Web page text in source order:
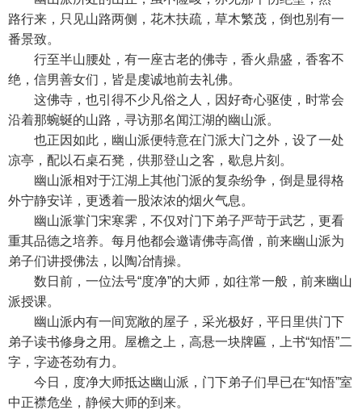
路行来，只见山路两侧，花木扶疏，草木繁茂，倒也别有一
番景致。
行至半山腰处，有一座古老的佛寺，香火鼎盛，香客不
绝，信男善女们，皆是虔诚地前去礼佛。
这佛寺，也引得不少凡俗之人，因好奇心驱使，时常会
沿着那蜿蜒的山路，寻访那名闻江湖的幽山派。
也正因如此，幽山派便特意在门派大门之外，设了一处
凉亭，配以石桌石凳，供那登山之客，歇息片刻。
幽山派相对于江湖上其他门派的复杂纷争，倒是显得格
外宁静安详，更透着一股浓浓的烟火气息。
幽山派掌门宋寒霁，不仅对门下弟子严苛于武艺，更看
重其品德之培养。每月他都会邀请佛寺高僧，前来幽山派为
弟子们讲授佛法，以陶冶情操。
数日前，一位法号“度净”的大师，如往常一般，前来幽山
派授课。
幽山派内有一间宽敞的屋子，采光极好，平日里供门下
弟子读书修身之用。屋檐之上，高悬一块牌匾，上书“知悟”二
字，字迹苍劲有力。
今日，度净大师抵达幽山派，门下弟子们早已在“知悟”室
中正襟危坐，静候大师的到来。